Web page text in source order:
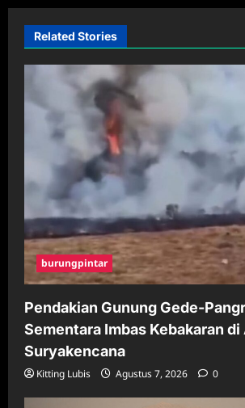
Related Stories
burungpintar
Pendakian Gunung Gede-
Sementara Imbas Kebakaran
Suryakencana
Kitting Lubis Agustus 7, 2026 0